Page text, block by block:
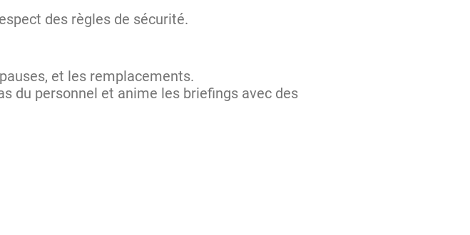
des règles de sécurité.
et les remplacements.
du personnel et anime les briefings avec des